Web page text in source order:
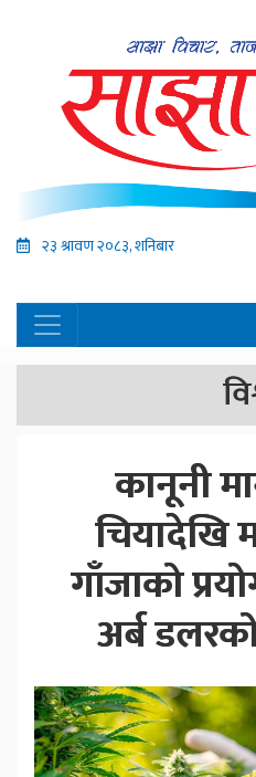
२३ श्रावण २०८३, शनिबार
कानूनी
चियादेखि
गाँजाको
अर्ब